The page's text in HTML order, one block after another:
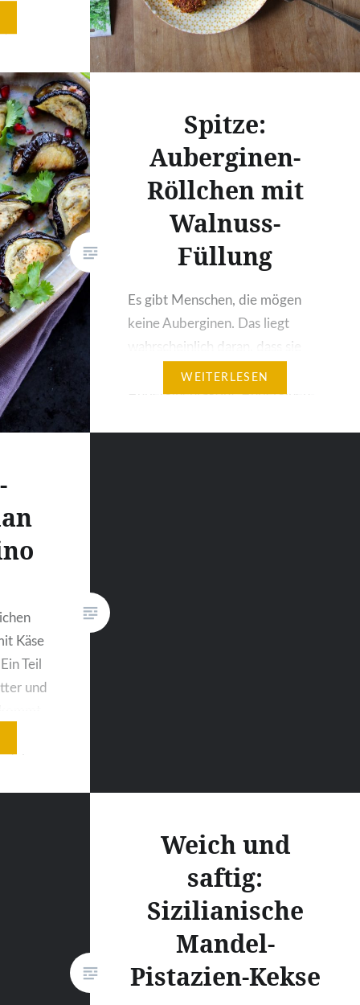
diesen
Spitze:
Auberginen-
Röllchen mit
Walnuss-
Füllung
Es gibt Menschen, die mögen
keine Auberginen. Das liegt
wahrscheinlich daran, dass sie
noch nie Parmigiana,
Auberginenragout, Auberginen-
WEITERLESEN
Käse
Teil
und
Weich und
saftig:
Sizilianische
Mandel-
Pistazien-Kekse